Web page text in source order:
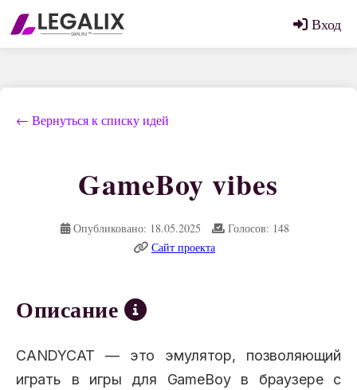
Вход
← Вернуться к списку идей
GameBoy vibes
Опубликовано: 18.05.2025
Голосов: 148
Сайт проекта
Описание
CANDYCAT — это эмулятор, позволяющий
играть в игры для GameBoy в браузере с